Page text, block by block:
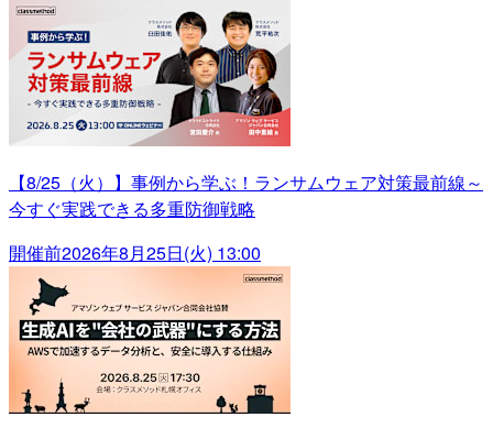
【8/25（火）】事例から学ぶ！ランサムウェア対策最前線～
今すぐ実践できる多重防御戦略
開催前2026年8月25日(火) 13:00